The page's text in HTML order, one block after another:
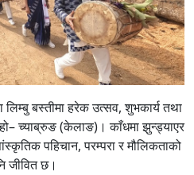
बस्तीमा हरेक उत्सव, शुभकार्य तथा
च्याब्रुङ (केलाङ)। काँधमा झुन्ड्याएर
पहिचान, परम्परा र मौलिकताको
जीवित छ।